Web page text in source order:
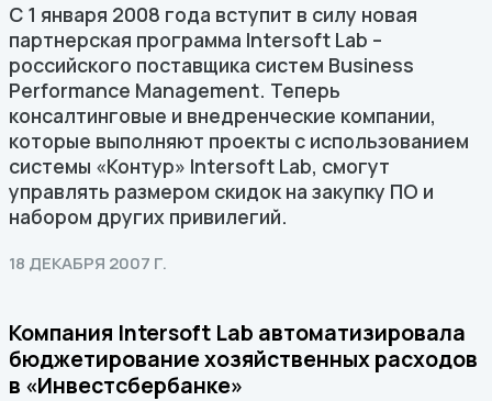
C 1 января 2008 года вступит в силу новая
партнерская программа Intersoft Lab –
российского поставщика систем Business
Performance Management. Теперь
консалтинговые и внедренческие компании,
которые выполняют проекты с использованием
системы «Контур» Intersoft Lab, смогут
управлять размером скидок на закупку ПО и
набором других привилегий.
18 ДЕКАБРЯ 2007 Г.
Компания Intersoft Lab автоматизировала
бюджетирование хозяйственных расходов
в «Инвестсбербанке»